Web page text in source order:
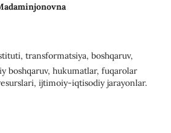
transformatsiya, boshqaruv,
boshqaruv, hukumatlar, fuqarolar
ijtimoiy-iqtisodiy jarayonlar.